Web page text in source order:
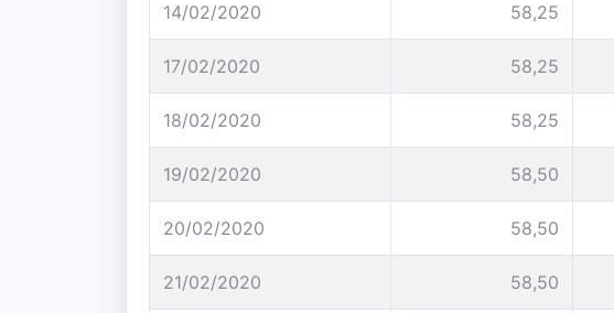
14/02/2020 58,25
17/02/2020 58,25
18/02/2020 58,25
19/02/2020 58,50
20/02/2020 58,50
21/02/2020 58,50